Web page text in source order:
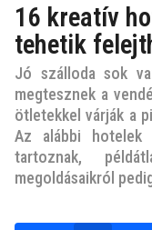
v
e
z
e
l
ő
t
t
é
16 kreatív
tehetik
Jó szálloda sok
megtesznek a
ötletekkel várják a
Az alábbi hotelek
tartoznak,
megoldásaikról